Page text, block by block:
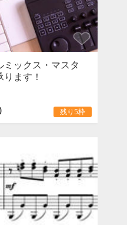
ミックス・マスタ
ります！
残り5枠